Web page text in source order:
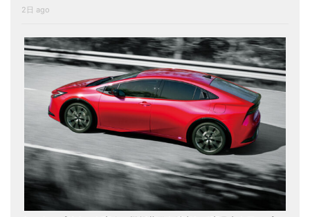
2日 ago